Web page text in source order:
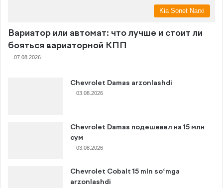
Kia Sonet Narxi
Вариатор или автомат: что лучше и стоит ли
бояться вариаторной КПП
07.08.2026
Chevrolet Damas arzonlashdi
03.08.2026
Chevrolet Damas подешевел на 15 млн
сум
03.08.2026
Chevrolet Cobalt 15 mln so‘mga
arzonlashdi